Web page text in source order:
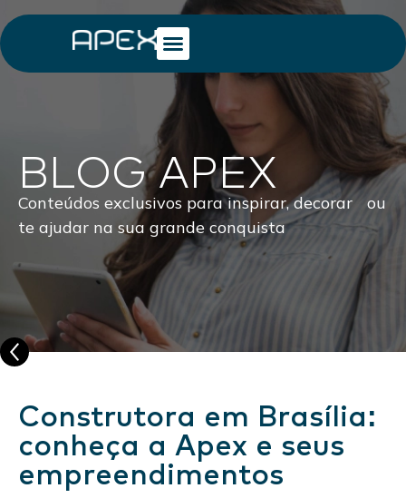
BLOG APEX
Conteúdos exclusivos para inspirar, decorar ou
te ajudar na sua grande conquista
Construtora em Brasília:
conheça a Apex e seus
empreendimentos